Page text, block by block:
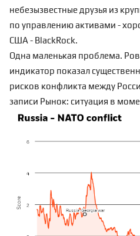
небезызвестные друзья из
по управлению активами -
США - BlackRock.
Одна маленькая проблема.
индикатор показал
рисков конфликта между
записи Рынок: ситуация в